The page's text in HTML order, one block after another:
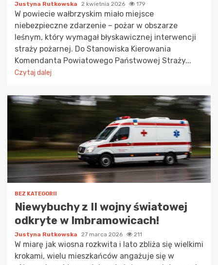
Justyna Rutkowska 2 kwietnia 2026 179
W powiecie wałbrzyskim miało miejsce
niebezpieczne zdarzenie – pożar w obszarze
leśnym, który wymagał błyskawicznej interwencji
straży pożarnej. Do Stanowiska Kierowania
Komendanta Powiatowego Państwowej Straży...
Czytaj dalej
BEZ KATEGORII
Niewybuchy z II wojny światowej
odkryte w Imbramowicach!
Justyna Rutkowska 27 marca 2026 211
W miarę jak wiosna rozkwita i lato zbliża się wielkimi
krokami, wielu mieszkańców angażuje się w